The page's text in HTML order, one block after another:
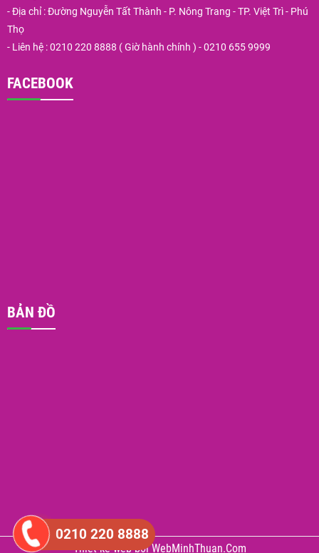
- Địa chỉ : Đường Nguyễn Tất Thành - P. Nông Trang - TP. Việt Trì - Phú
Thọ
- Liên hệ : 0210 220 8888 ( Giờ hành chính ) - 0210 655 9999
FACEBOOK
BẢN ĐỒ
Thiết kế webbởiWebMinhThuan.Com
0210 220 8888